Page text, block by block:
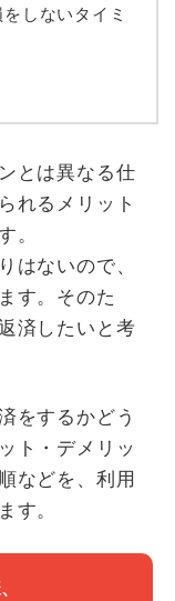
しないタイミ
とは異なる仕
れるメリット
。
はないので、
す。そのた
済したいと考
をするかどう
ト・デメリッ
などを、利用
す。